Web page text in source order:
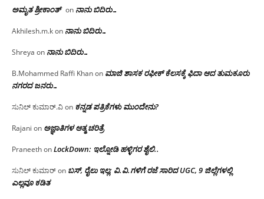
ಅಮೃತ ಶ್ರೀಕಾಂತ್ on ನಾನು ಬಿದಿರು…
Akhilesh.m.kon ನಾನು ಬಿದಿರು…
Shreya on ನಾನು ಬಿದಿರು…
B.Mohammed Raffi Khanon ಮಾಜಿ ಶಾಸಕ ರಫೀಕ್ ಕೆಲಸಕ್ಕೆ ಫಿದಾ ಆದ ತುಮಕೂರು
ನಗರದ ಜನರು…
ಸುನಿಲ್ ಕುಮಾರ್.ವಿon ಕನ್ನಡ ಪತ್ರಿಕೆಗಳು ಮುಂದೇನು?
Rajani on ಅಜ್ಞಾತಿಗಳ ಆತ್ಮ ಚರಿತ್ರೆ
PraneethonLockDown: ಇಲ್ನೋಡಿ ಹಳ್ಳಿಗರ ಶೈಲಿ..
ಸುನಿಲ್ ಕುಮಾರ್on ಬಸ್, ರೈಲು ಇಲ್ಲ; ವಿ.ವಿ.ಗಳಿಗೆ ರಜೆ ಸಾರಿದ UGC, 9 ಜಿಲ್ಲೆಗಳಲ್ಲಿ
ಎಲ್ಲವೂ ಕಡಿತ